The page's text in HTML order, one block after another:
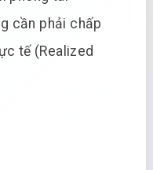
cần phải chấp
tế (Realized